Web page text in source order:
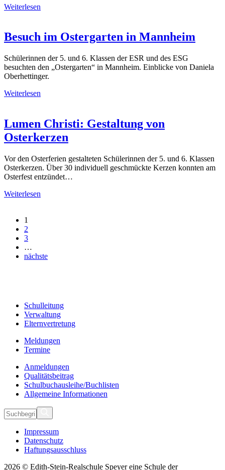
Weiterlesen
Besuch im Ostergarten in Mannheim
Schülerinnen der 5. und 6. Klassen der ESR und des ESG
besuchten den „Ostergarten“ in Mannheim. Einblicke von Daniela
Oberhettinger.
Weiterlesen
Lumen Christi: Gestaltung von
Osterkerzen
Vor den Osterferien gestalteten Schülerinnen der 5. und 6. Klassen
Osterkerzen. Über 30 individuell geschmückte Kerzen konnten am
Osterfest entzündet…
Weiterlesen
1
2
3
…
nächste
Schulleitung
Verwaltung
Elternvertretung
Meldungen
Termine
Anmeldungen
Qualitätsbeitrag
Schulbuchausleihe/Buchlisten
Allgemeine Informationen
Impressum
Datenschutz
Haftungsausschluss
2026 © Edith-Stein-Realschule Speyer eine Schule der